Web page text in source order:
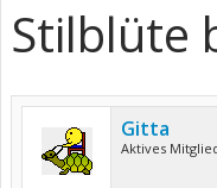
Stilblüte
Gitta
Aktives